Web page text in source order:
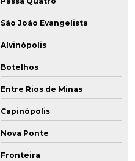
São João Evangelista
Alvinópolis
Botelhos
Entre Rios de Minas
Capinópolis
Nova Ponte
Fronteira